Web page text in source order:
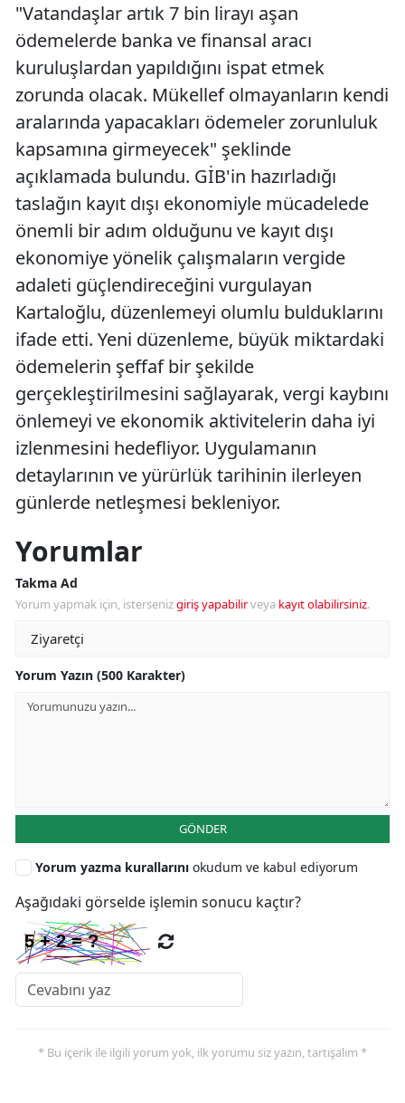
"Vatandaşlar artık 7 bin lirayı aşan
ödemelerde banka ve finansal aracı
kuruluşlardan yapıldığını ispat etmek
zorunda olacak. Mükellef olmayanların kendi
aralarında yapacakları ödemeler zorunluluk
kapsamına girmeyecek" şeklinde
açıklamada bulundu. GİB'in hazırladığı
taslağın kayıt dışı ekonomiyle mücadelede
önemli bir adım olduğunu ve kayıt dışı
ekonomiye yönelik çalışmaların vergide
adaleti güçlendireceğini vurgulayan
Kartaloğlu, düzenlemeyi olumlu bulduklarını
ifade etti. Yeni düzenleme, büyük miktardaki
ödemelerin şeffaf bir şekilde
gerçekleştirilmesini sağlayarak, vergi kaybını
önlemeyi ve ekonomik aktivitelerin daha iyi
izlenmesini hedefliyor. Uygulamanın
detaylarının ve yürürlük tarihinin ilerleyen
günlerde netleşmesi bekleniyor.
Yorumlar
Takma Ad
Yorum yapmak için, istersenizgiriş yapabilirveya kayıt olabilirsiniz.
Yorum Yazın (500 Karakter)
GÖNDER
Yorum yazma kurallarını okudum ve kabul ediyorum
Aşağıdaki görselde işlemin sonucu kaçtır?
* Bu içerik ile ilgili yorum yok, ilk yorumu siz yazın, tartışalım *